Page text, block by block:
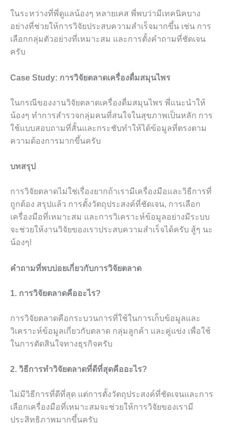
ในระหว่างที่พี่ดูแลน้องๆ หลายเคส พี่พบว่ามีเทคนิคบาง
อย่างที่ช่วยให้การวิจัยประสบความสำเร็จมากขึ้น เช่น การ
เลือกกลุ่มตัวอย่างที่เหมาะสม และการตั้งคำถามที่ชัดเจน
ครับ
Case Study: การวิจัยตลาดเครื่องดื่มสมุนไพร
ในกรณีของงานวิจัยตลาดเครื่องดื่มสมุนไพร พี่แนะนำให้
น้องๆ ทำการสำรวจกลุ่มคนที่สนใจในสุขภาพเป็นหลัก การ
ใช้แบบสอบถามที่สั้นและกระชับทำให้ได้ข้อมูลที่ตรงตาม
ความต้องการมากขึ้นครับ
บทสรุป
การวิจัยตลาดไม่ใช่เรื่องยากถ้าเรามีเครื่องมือและวิธีการที่
ถูกต้อง สรุปแล้ว การตั้งวัตถุประสงค์ที่ชัดเจน, การเลือก
เครื่องมือที่เหมาะสม และการวิเคราะห์ข้อมูลอย่างมีระบบ
จะช่วยให้งานวิจัยของเราประสบความสำเร็จได้ครับ สู้ๆ นะ
น้องๆ!
คำถามที่พบบ่อยเกี่ยวกับการวิจัยตลาด
1. การวิจัยตลาดคืออะไร?
การวิจัยตลาดคือกระบวนการที่ใช้ในการเก็บข้อมูลและ
วิเคราะห์ข้อมูลเกี่ยวกับตลาด กลุ่มลูกค้า และคู่แข่ง เพื่อใช้
ในการตัดสินใจทางธุรกิจครับ
2. วิธีการทำวิจัยตลาดที่ดีที่สุดคืออะไร?
ไม่มีวิธีการที่ดีที่สุด แต่การตั้งวัตถุประสงค์ที่ชัดเจนและการ
เลือกเครื่องมือที่เหมาะสมจะช่วยให้การวิจัยของเรามี
ประสิทธิภาพมากขึ้นครับ